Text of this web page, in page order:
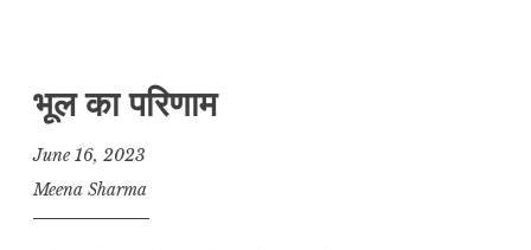
भूल का परिणाम
June 16, 2023
Meena Sharma